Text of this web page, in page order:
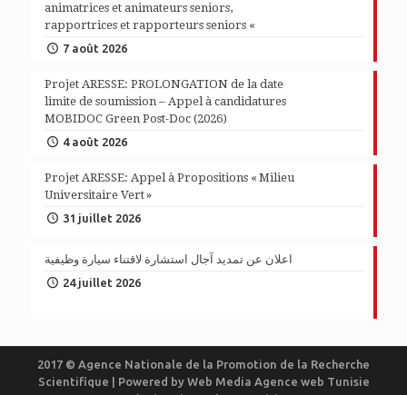
animatrices et animateurs seniors,
rapportrices et rapporteurs seniors «
7 août 2026
Projet ARESSE: PROLONGATION de la date
limite de soumission – Appel à candidatures
MOBIDOC Green Post-Doc (2026)
4 août 2026
Projet ARESSE: Appel à Propositions « Milieu
Universitaire Vert »
31 juillet 2026
اعلان عن تمديد آجال استشارة لاقتناء سيارة وظيفية
24 juillet 2026
2017 © Agence Nationale de la Promotion de la Recherche
Scientifique | Powered by Web Media Agence web Tunisie